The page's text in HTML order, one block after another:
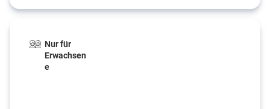
Nur für
Erwachsen
e